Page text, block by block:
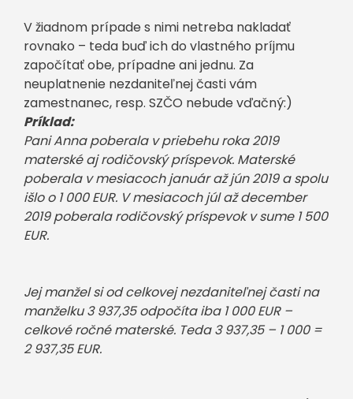
V žiadnom prípade s nimi netreba nakladať
rovnako – teda buď ich do vlastného príjmu
započítať obe, prípadne ani jednu. Za
neuplatnenie nezdaniteľnej časti vám
zamestnanec, resp. SZČO nebude vďačný:)
Príklad:
Pani Anna poberala v priebehu roka 2019
materské aj rodičovský príspevok. Materské
poberala v mesiacoch január až jún 2019 a spolu
išlo o 1 000 EUR. V mesiacoch júl až december
2019 poberala rodičovský príspevok v sume 1 500
EUR.
Jej manžel si od celkovej nezdaniteľnej časti na
manželku 3 937,35 odpočíta iba 1 000 EUR –
celkové ročné materské. Teda 3 937,35 – 1 000 =
2 937,35 EUR.